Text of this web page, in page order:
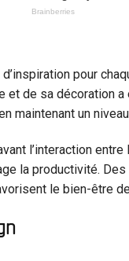
pour
et de sa décoration
maintenant un
l’interaction
la productivité.
le bien-être